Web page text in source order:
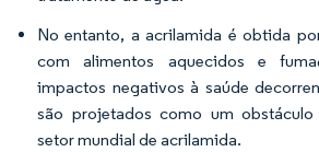
No entanto, a acrilamida é obtida
com alimentos aquecidos e
impactos negativos à saúde
são projetados como um
setor mundial de acrilamida.